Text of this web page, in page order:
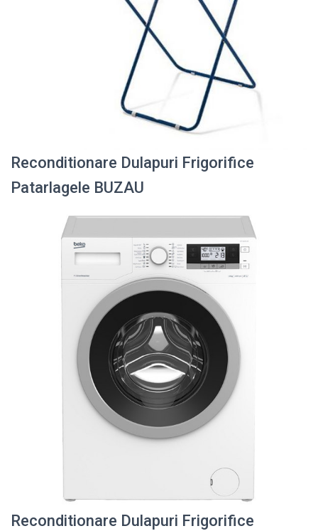
Reconditionare Dulapuri Frigorifice
Patarlagele BUZAU
Reconditionare Dulapuri Frigorifice